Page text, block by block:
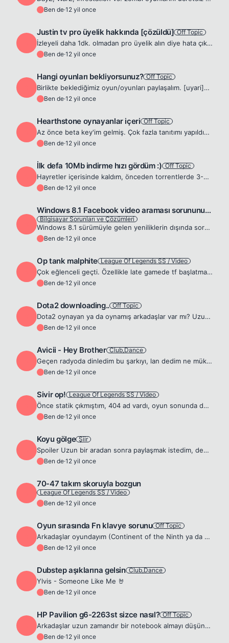
Ben de·12 yil once
Justin tv pro üyelik hakkında [çözüldü] Off Topic
İzleyeli daha 1dk. olmadan pro üyelik alın diye hata çıkartıyor karşıma. Biraz araştırma yaptım Ultrasoft diye bir program varmış ama o da işe yaramıyor. Kullananlarınız ya da duyanlarınız vardır belk...
Ben de·12 yil once
Hangi oyunları bekliyorsunuz? Off Topic
Birlikte beklediğimiz oyun/oyunları paylaşalım. [uyari]Heroes of storm[/uyari] [uyari]Blade and sword[/uyari] [uyari]ArcheAge[/uyari]
Ben de·12 yil once
Hearthstone oynayanlar içeri Off Topic
Az önce beta key'im gelmiş. Çok fazla tanıtımı yapıldığı için almak istemiştim, nasıl sizce oyun ve indirmeye değer mi?
Ben de·12 yil once
İlk defa 10Mb indirme hızı gördüm :) Off Topic
Hayretler içerisinde kaldım, önceden torrentlerde 3-4 Mb görüyordum ama 10 Mb hiç bir yerde denk gelmemişti. Çok mutlu oldum 😁 Spoiler
Ben de·12 yil once
Windows 8.1 Facebook video araması sorununun çözümü
Bilgisayar Sorunları ve Çözümleri
Windows 8.1 sürümüyle gelen yeniliklerin dışında sorunlarda geldi. Bunların biri de Facebook üzerinden videolu görüşme yapılamaması oldu. Sorunu bizzat kendim yaşayıp, çözdüğüm için burada paylaşarak...
Ben de·12 yil once
Op tank malphite League Of Legends SS / Video
Çok eğlenceli geçti. Özellikle late gamede tf başlatmak için 5v1 aralarına girip, sağ çıkabiliyordum. Kuleleri alamamıştık, kulelere dahi tank oldum. Aslında tank oynamayı pek sevmezdim ama bu oyunda ...
Ben de·12 yil once
Dota2 downloading.. Off Topic
Dota2 oynayan ya da oynamış arkadaşlar var mı? Uzun süre oyunu oynayıp-oynamama arasında gittim geldim. En sonunda indirmeye karar verdim. İndirdiğime pişman olmayacağımı biliyorum 😁
Ben de·12 yil once
Avicii - Hey Brother Club,Dance
Geçen radyoda dinledim bu şarkıyı, lan dedim ne mükemmel şarkı. Kiminmiş acaba diye merak ettim ve arattım karşıma Avicii çıktı 🙏 🍺 Wake me up dan sonra yeni favori şarkım ❤️
Ben de·12 yil once
Sivir op! League Of Legends SS / Video
Önce statik çıkmıştım, 404 ad vardı, oyun sonunda doğru biraz dalgaya vurdum ve ad yükselteyim diye cıva yatağan aldım son haliyle 464 ad vardı. Rünlerim ve masterylerim yarım yamalak. Spoiler
Ben de·12 yil once
Koyu gölge Şiir
Spoiler Uzun bir aradan sonra paylaşmak istedim, değerli yorumlarınızı bekliyorum.. KOYU GÖLGE Yalnızlığın gecesinde Denizin ufku gözüme daldı. Karamsar düşünceler eşliğinde çoktan boğulmuştum. Yoktu...
Ben de·12 yil once
70-47 takım skoruyla bozgun
League Of Legends SS / Video
Ben de·12 yil once
Oyun sırasında Fn klavye sorunu Off Topic
Arkadaşlar oyundayım (Continent of the Ninth ya da Smite) F1, F2, F3, F4 vb. F serisini skill açmak için vs. kullanmak zorundayım ancak kullanmak istediğimde laptopun kendi kısayollarına gidiyor. Örne...
Ben de·12 yil once
Dubstep aşıklarına gelsin Club,Dance
Ylvis - Someone Like Me 🤘
Ben de·12 yil once
HP Pavilion g6-2263st sizce nasıl? Off Topic
Arkadaşlar uzun zamandır bir notebook almayı düşünüyordum, araştırmalarım sonucunda &quot;HP Pavilion g6-2263st&quot; karar kıldım. Hem oyun zamanı hem de güncel hayatta beni uzun süre idare edebilece...
Ben de·12 yil once